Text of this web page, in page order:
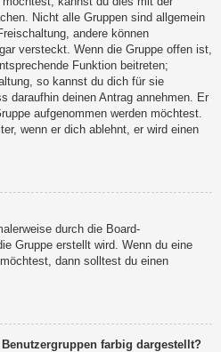
Nicht alle Gruppen sind allgemein
andere können
versteckt. Wenn die Gruppe offen ist,
Funktion beitreten;
so kannst du dich für sie
daraufhin deinen Antrag annehmen. Er
aufgenommen werden möchtest.
wenn er dich ablehnt, er wird einen
durch die Board-
Gruppe erstellt wird. Wenn du eine
dann solltest du einen
farbig dargestellt?